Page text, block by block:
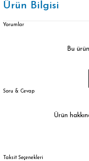
Ürün Bilgisi
Yorumlar
Bu
Soru & Cevap
Ürün
Taksit Seçenekleri